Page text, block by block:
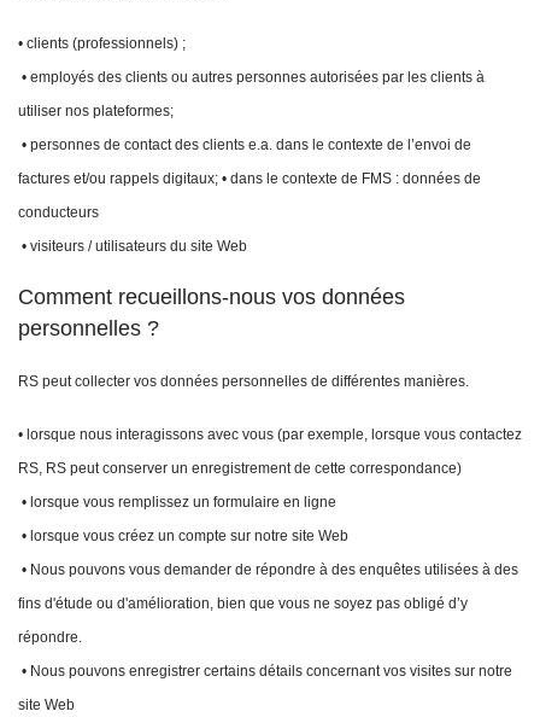
• clients (professionnels) ;
• employés des clients ou autres personnes autorisées par les clients à
utiliser nos plateformes;
• personnes de contact des clients e.a. dans le contexte de l’envoi de
factures et/ou rappels digitaux; • dans le contexte de FMS : données de
conducteurs
• visiteurs / utilisateurs du site Web
Comment recueillons-nous vos données
personnelles ?
RS peut collecter vos données personnelles de différentes manières.
• lorsque nous interagissons avec vous (par exemple, lorsque vous contactez
RS, RS peut conserver un enregistrement de cette correspondance)
• lorsque vous remplissez un formulaire en ligne
• lorsque vous créez un compte sur notre site Web
• Nous pouvons vous demander de répondre à des enquêtes utilisées à des
fins d'étude ou d'amélioration, bien que vous ne soyez pas obligé d’y
répondre.
• Nous pouvons enregistrer certains détails concernant vos visites sur notre
site Web